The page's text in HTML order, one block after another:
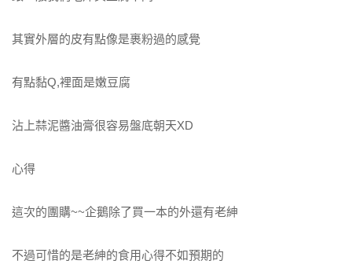
其實外層的皮有點像是裹粉過的感覺
有點黏Q,裡面是嫩豆腐
沾上蒜泥醬油膏很容易盤底朝天XD
心得
這次的團購~~企鵝除了買一本的外還有老紳
不過可惜的是老紳的食用心得不如預期的